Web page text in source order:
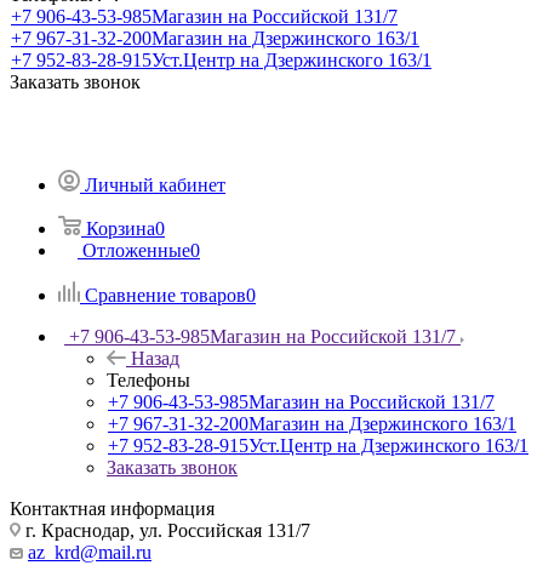
+7 906-43-53-985Магазин на Российской 131/7
+7 967-31-32-200Магазин на Дзержинского 163/1
+7 952-83-28-915Уст.Центр на Дзержинского 163/1
Заказать звонок
Личный кабинет
Корзина0
Отложенные0
Сравнение товаров0
+7 906-43-53-985Магазин на Российской 131/7
Назад
Телефоны
+7 906-43-53-985Магазин на Российской 131/7
+7 967-31-32-200Магазин на Дзержинского 163/1
+7 952-83-28-915Уст.Центр на Дзержинского 163/1
Заказать звонок
Контактная информация
г. Краснодар, ул. Российская 131/7
az_krd@mail.ru